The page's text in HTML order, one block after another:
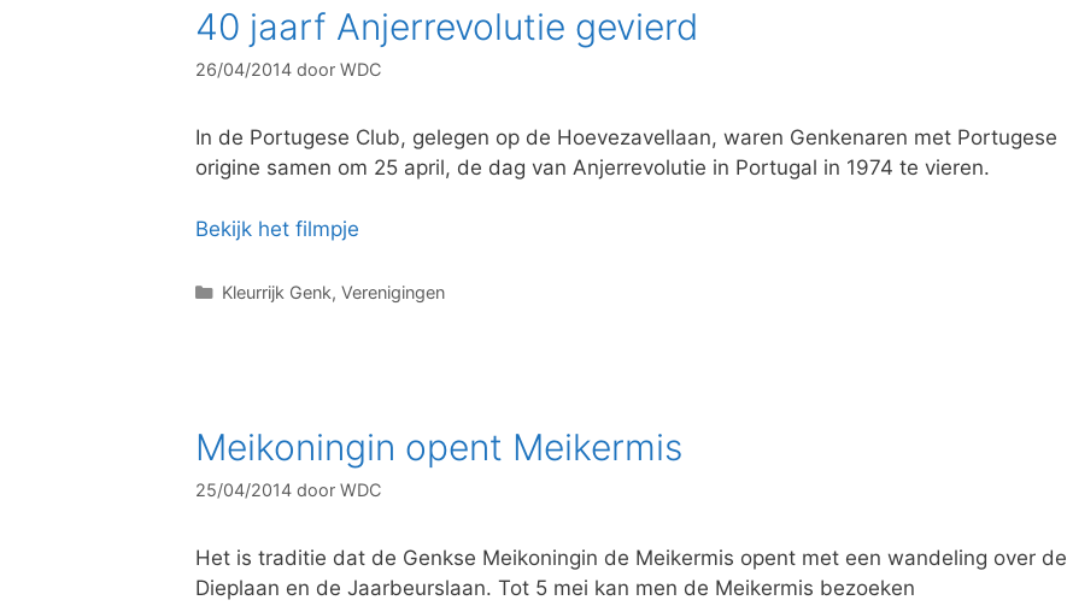
r
e
n
40 jaarf Anjerrevolutie gevierd
26/04/2014 door WDC
In de Portugese Club, gelegen op de Hoevezavellaan, waren Genkenaren met Portugese
origine samen om 25 april, de dag van Anjerrevolutie in Portugal in 1974 te vieren.
Bekijk het filmpje
C
r
e
Kleurrijk Genk, Verenigingen
Meikoningin opent Meikermis
25/04/2014 door WDC
Het is traditie dat de Genkse Meikoningin de Meikermis opent met een wandeling over de
Dieplaan en de Jaarbeurslaan. Tot 5 mei kan men de Meikermis bezoeken